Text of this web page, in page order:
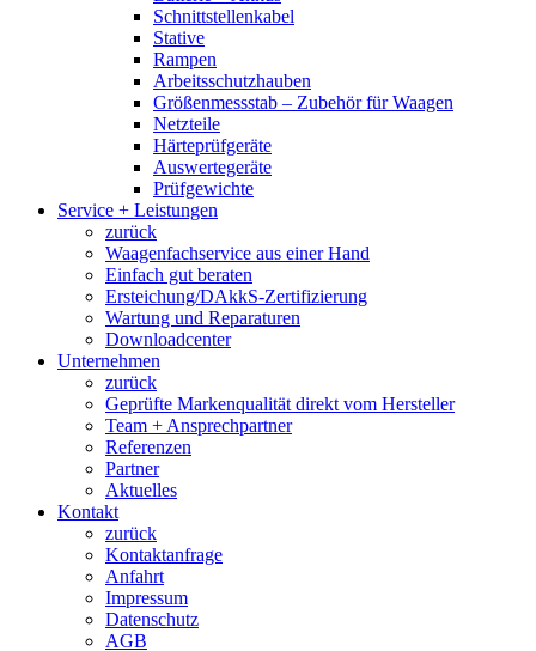
Schnittstellenkabel
Stative
Rampen
Arbeitsschutzhauben
Größenmessstab – Zubehör für Waagen
Netzteile
Härteprüfgeräte
Auswertegeräte
Prüfgewichte
Service + Leistungen
zurück
Waagenfachservice aus einer Hand
Einfach gut beraten
Ersteichung/DAkkS-Zertifizierung
Wartung und Reparaturen
Downloadcenter
Unternehmen
zurück
Geprüfte Markenqualität direkt vom Hersteller
Team + Ansprechpartner
Referenzen
Partner
Aktuelles
Kontakt
zurück
Kontaktanfrage
Anfahrt
Impressum
Datenschutz
AGB